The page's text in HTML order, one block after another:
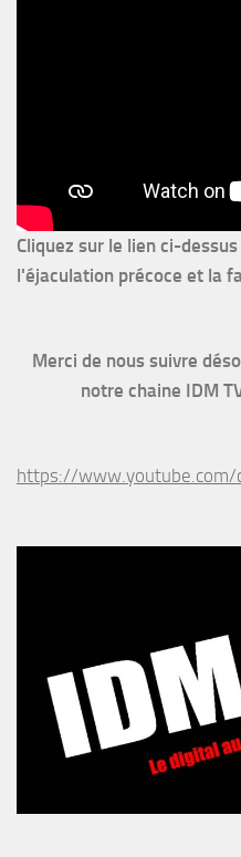
Cliquez sur le lien ci-
l'éjaculation précoce et la
Merci de nous suivre
notre chaine IDM
https://www.youtube.com/